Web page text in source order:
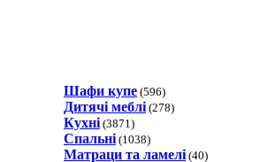
Шафи купе (596)
Дитячі меблі(278)
Кухні(3871)
Спальні(1038)
Матраци та ламелi(40)